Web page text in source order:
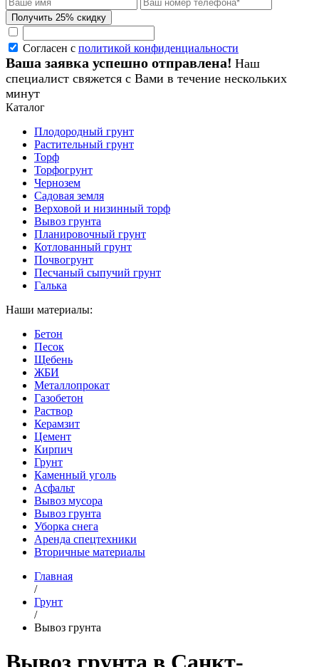
Согласен с политикой конфиденциальности
Ваша заявка успешно отправлена! Наш
специалист свяжется с Вами в течение нескольких
минут
Каталог
Плодородный грунт
Растительный грунт
Торф
Торфогрунт
Чернозем
Садовая земля
Верховой и низинный торф
Вывоз грунта
Планировочный грунт
Котлованный грунт
Почвогрунт
Песчаный сыпучий грунт
Галька
Наши материалы:
Бетон
Песок
Щебень
ЖБИ
Металлопрокат
Газобетон
Раствор
Керамзит
Цемент
Кирпич
Грунт
Каменный уголь
Асфальт
Вывоз мусора
Вывоз грунта
Уборка снега
Аренда спецтехники
Вторичные материалы
Главная
/
Грунт
/
Вывоз грунта